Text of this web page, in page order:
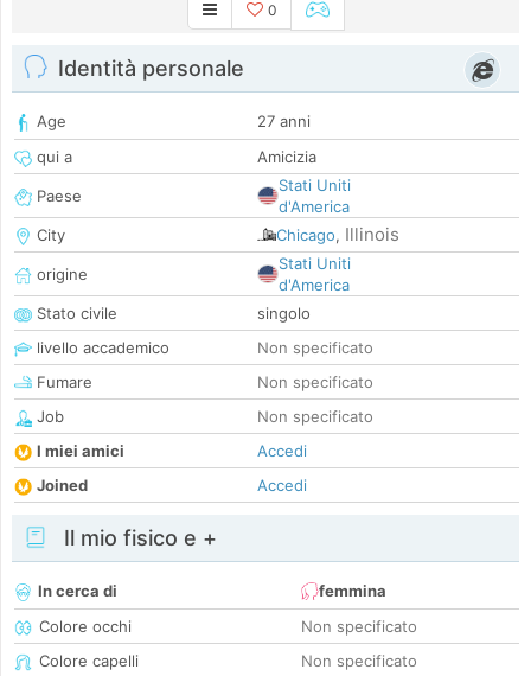
0
Identità personale
Age
27 anni
qui a
Amicizia
Paese
Stati Uniti
d'America
City
Chicago, Illinois
origine
Stati Uniti
d'America
Stato civile
singolo
livello accademico
Non specificato
Fumare
Non specificato
Job
Non specificato
I miei amici
Accedi
Joined
Accedi
Il mio fisico e +
In cerca di
femmina
Colore occhi
Non specificato
Colore capelli
Non specificato